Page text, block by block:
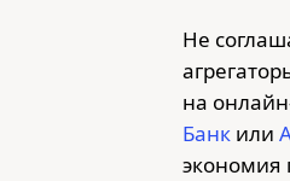
Не
на
Банкили
экономия